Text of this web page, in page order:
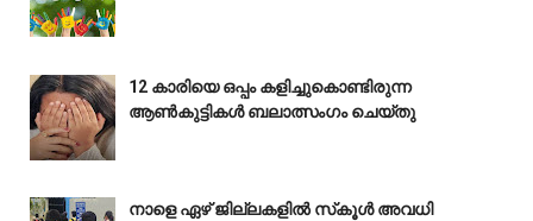
12 കാരിയെ ഒപ്പം കളിച്ചുകൊണ്ടിരുന്ന
ആൺകുട്ടികൾ ബലാത്സംഗം ചെയ്‌തു
നാളെ ഏഴ് ജില്ലകളിൽ സ്‌കൂൾ അവധി